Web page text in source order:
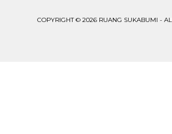
COPYRIGHT © 2026 RUANG SUKABUMI -